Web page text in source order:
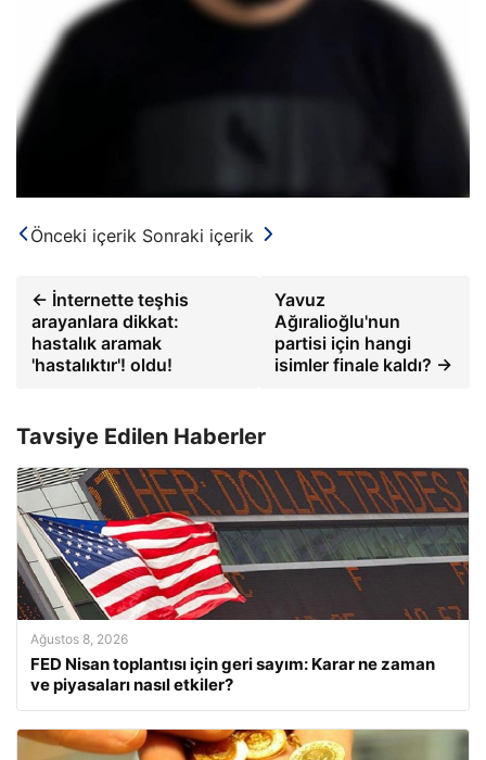
Önceki içerik Sonraki içerik
← İnternette teşhis
arayanlara dikkat:
hastalık aramak
'hastalıktır'! oldu!
Yavuz
Ağıralioğlu'nun
partisi için hangi
isimler finale kaldı? →
Tavsiye Edilen Haberler
Ağustos 8, 2026
FED Nisan toplantısı için geri sayım: Karar ne zaman
ve piyasaları nasıl etkiler?